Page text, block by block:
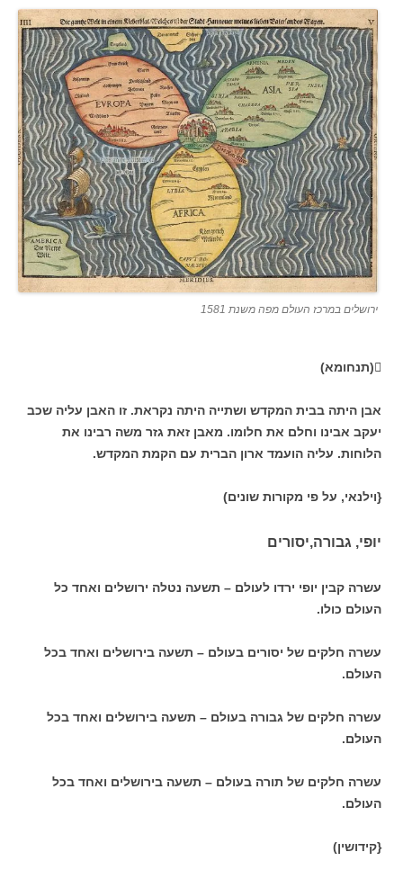
ירושלים במרכז העולם מפה משנת 1581
(תנחומא)
אבן היתה בבית המקדש ושתייה היתה נקראת. זו האבן עליה שכב
יעקב אבינו וחלם את חלומו. מאבן זאת גזר משה רבינו את
הלוחות. עליה הועמד ארון הברית עם הקמת המקדש.
{וילנאי, על פי מקורות שונים)
יופי, גבורה,יסורים
עשרה קבין יופי ירדו לעולם – תשעה נטלה ירושלים ואחד כל
העולם כולו.
עשרה חלקים של יסורים בעולם – תשעה בירושלים ואחד בכל
העולם.
עשרה חלקים של גבורה בעולם – תשעה בירושלים ואחד בכל
העולם.
עשרה חלקים של תורה בעולם – תשעה בירושלים ואחד בכל
העולם.
{קידושין)